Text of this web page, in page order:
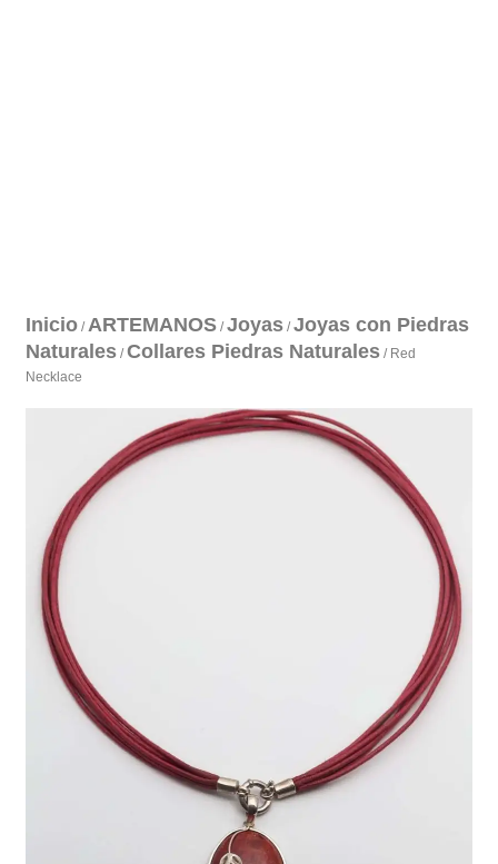
Inicio / ARTEMANOS /Joyas /Joyas con Piedras
Naturales /Collares Piedras Naturales / Red
Necklace